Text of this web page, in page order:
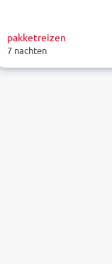
pakketreizen
7 nachten